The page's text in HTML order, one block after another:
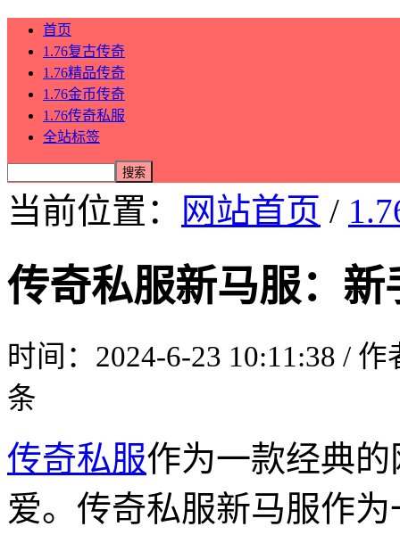
首页
1.76复古传奇
1.76精品传奇
1.76金币传奇
1.76传奇私服
全站标签
当前位置： 网站首页 /
传奇私服新马服：
时间：2024-6-23 10:11:38 /
条
传奇私服作为一款经典
爱。传奇私服新马服作